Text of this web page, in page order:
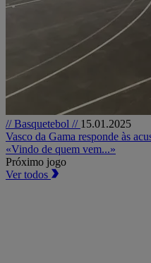
// Basquetebol // 15.01.2025
Vasco da Gama responde às
«Vindo de quem vem...»
Próximo jogo
Ver todos